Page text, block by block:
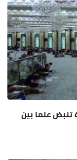
تنبض علما بين